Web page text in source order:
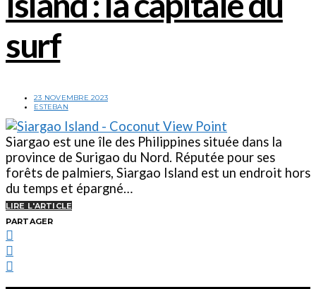
surf
23 NOVEMBRE 2023
ESTEBAN
Siargao est une île des Philippines située dans la
province de Surigao du Nord. Réputée pour ses
forêts de palmiers, Siargao Island est un endroit hors
du temps et épargné…
LIRE L'ARTICLE
PARTAGER